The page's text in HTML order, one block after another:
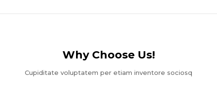
Why Choose Us!​
Cupiditate voluptatem per etiam inventore sociosq